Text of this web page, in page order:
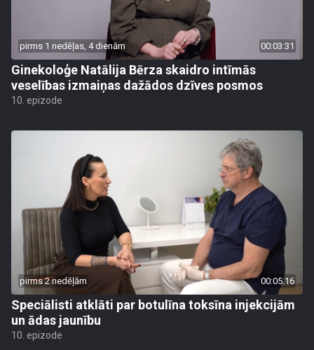
pirms 1 nedēļas, 4 dienām 00:03:31
Ginekoloģe Natālija Bērza skaidro intīmās
veselības izmaiņas dažādos dzīves posmos
10. epizode
pirms 2 nedēļām 00:05:16
Speciālisti atklāti par botulīna toksīna injekcijām
un ādas jaunību
10. epizode